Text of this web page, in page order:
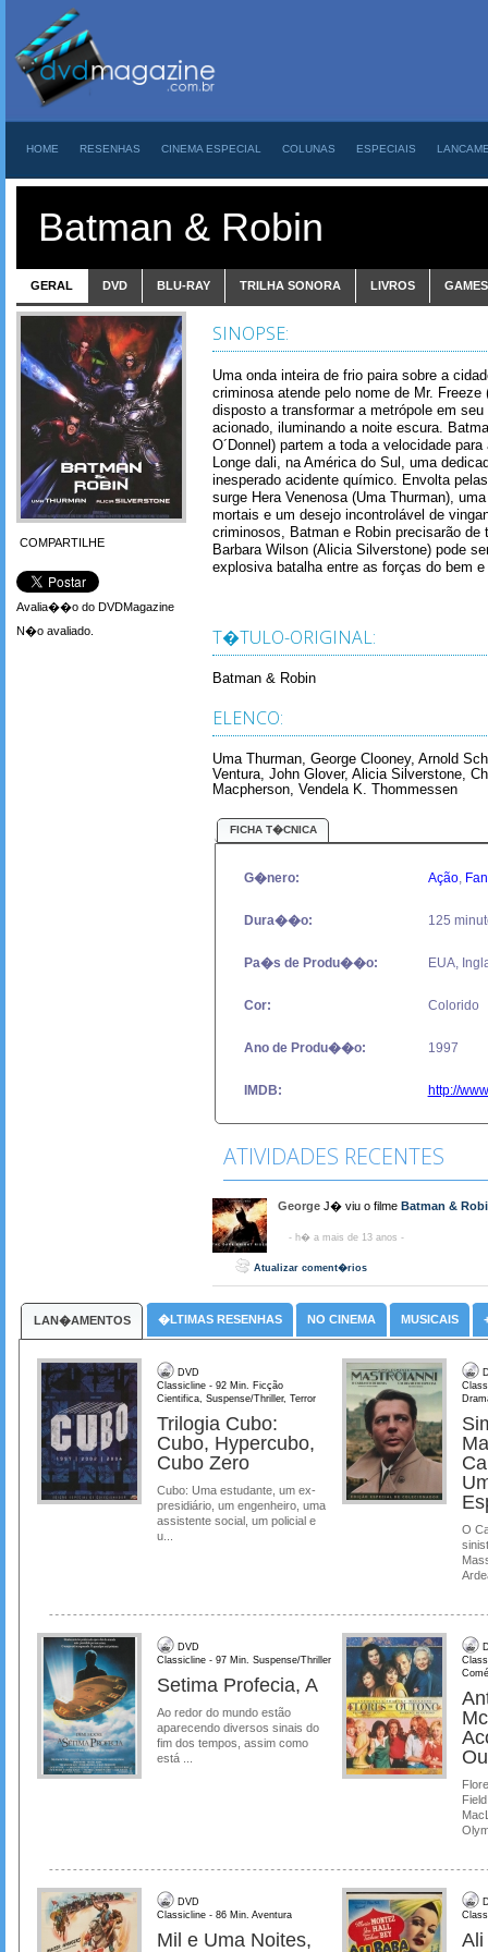
HOME RESENHAS CINEMA ESPECIAL COLUNAS ESPECIAIS
Batman & Robin
GERAL DVD BLU-RAY TRILHA SONORA LIVROS GAMES
COMPARTILHE
Avalia��o do DVDMagazine
N�o avaliado.
SINOPSE:
Uma onda inteira de frio paira sobre a
criminosa atende pelo nome de Mr.
disposto a transformar a metrópole em
acionado, iluminando a noite escura.
O´Donnel) partem a toda a velocidade
Longe dali, na América do Sul, uma
inesperado acidente químico. Envolta
surge Hera Venenosa (Uma Thurman),
mortais e um desejo incontrolável de
criminosos, Batman e Robin precisarão
Barbara Wilson (Alicia Silverstone) pode
explosiva batalha entre as forças do bem
T�TULO-ORIGINAL:
Batman & Robin
ELENCO:
Uma Thurman, George Clooney, Arnold
Ventura, John Glover, Alicia Silverstone,
Macpherson, Vendela K. Thommessen
FICHA T�CNICA
G�nero: Ação,
Dura��o: 125
Pa�s de Produ��o: EUA,
Cor: Colorido
Ano de Produ��o: 1997
IMDB: http://
ATIVIDADES RECENTES
George J� viu o filme Batman &
- h� a mais de 13 anos -
Atualizar coment�rios
LAN�AMENTOS �LTIMAS RESENHAS NO CINEMA MUSICAIS
DVD
Classicline - 92 Min. Ficção
Cientifica, Suspense/Thriller, Terror
Trilogia Cubo:
Cubo, Hypercubo,
Cubo Zero
Cubo: Uma estudante, um ex-
presidiário, um engenheiro, uma
assistente social, um policial e
u...
O
DVD
Classicline - 97 Min. Suspense/Thriller
Setima Profecia, A
Ao redor do mundo estão
aparecendo diversos sinais do
fim dos tempos, assim como
está ...
DVD
Classicline - 86 Min. Aventura
Mil e Uma Noites,
Ali